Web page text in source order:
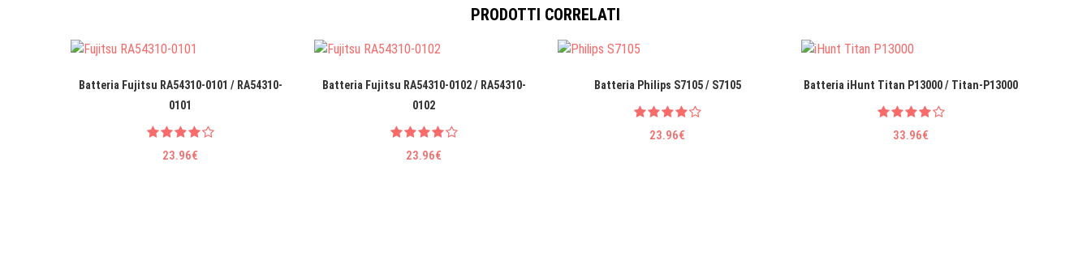
PRODOTTI CORRELATI
Batteria Fujitsu RA54310-0101 / RA54310-
0101
23.96€
Batteria Fujitsu RA54310-0102 / RA54310-
0102
23.96€
Batteria Philips S7105 / S7105
23.96€
Batteria iHunt Titan P13000 / Titan-P13000
33.96€